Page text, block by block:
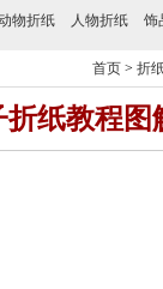
物折纸 人物折纸 饰
首页 >折
纸教程图